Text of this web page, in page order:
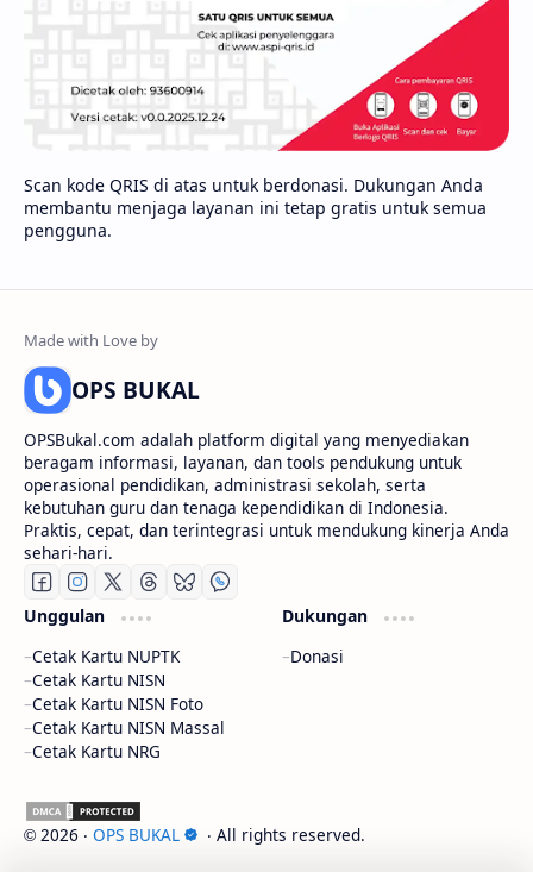
Scan kode QRIS di atas untuk berdonasi. Dukungan Anda
membantu menjaga layanan ini tetap gratis untuk semua
pengguna.
OPS BUKAL
OPSBukal.com adalah platform digital yang menyediakan
beragam informasi, layanan, dan tools pendukung untuk
operasional pendidikan, administrasi sekolah, serta
kebutuhan guru dan tenaga kependidikan di Indonesia.
Praktis, cepat, dan terintegrasi untuk mendukung kinerja Anda
sehari-hari.
Unggulan
Cetak Kartu NUPTK
Cetak Kartu NISN
Cetak Kartu NISN Foto
Cetak Kartu NISN Massal
Cetak Kartu NRG
Dukungan
Donasi
© 2026 ‧ OPS BUKAL ‧ All rights reserved.